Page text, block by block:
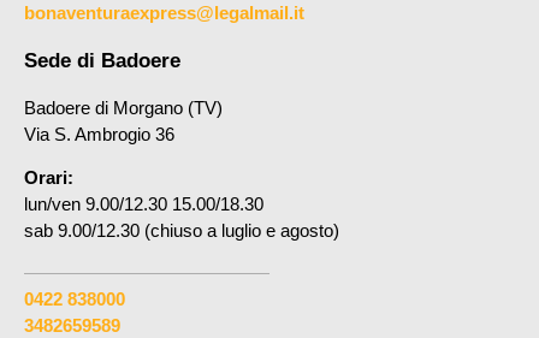
bonaventuraexpress@legalmail.it
Sede di Badoere
Badoere di Morgano (TV)
Via S. Ambrogio 36
Orari:
lun/ven 9.00/12.30 15.00/18.30
sab 9.00/12.30 (chiuso a luglio e agosto)
0422 838000
3482659589